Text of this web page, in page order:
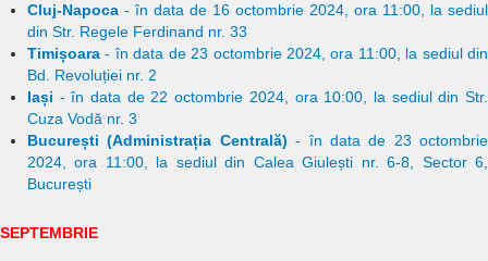
Cluj-Napoca - în data de 16 octombrie 2024, ora 11:00, la sediul
din Str. Regele Ferdinand nr. 33
Timișoara - în data de 23 octombrie 2024, ora 11:00, la sediul din
Bd. Revoluției nr. 2
Iași - în data de 22 octombrie 2024, ora 10:00, la sediul din Str.
Cuza Vodă nr. 3
București (Administrația Centrală) - în data de 23 octombrie
2024, ora 11:00, la sediul din Calea Giulești nr. 6-8, Sector 6,
București
SEPTEMBRIE